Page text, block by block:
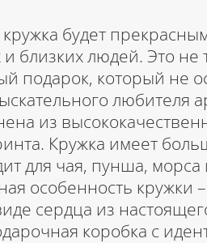
будет
близких людей. Это не
подарок, который не
любителя
из
Кружка имеет
для чая, пунша,
особенность кружки
сердца из
коробка с